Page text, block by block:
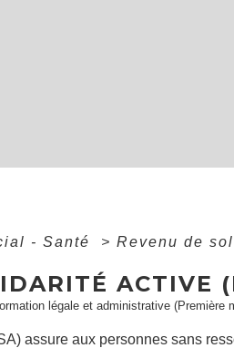
- Santé > Revenu de
ACTIVE
légale et administrative (Première
assure aux personnes sans